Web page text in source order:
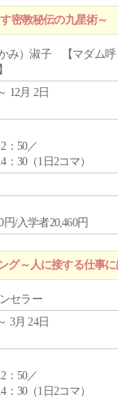
密教秘伝の九星術～
み）淑子 【マダム呼
12月 2日
：50／
：30（1日2コマ）
円/入学者20,460円
グ～人に接する仕事
セラー
3月 24日
：50／
：30（1日2コマ）